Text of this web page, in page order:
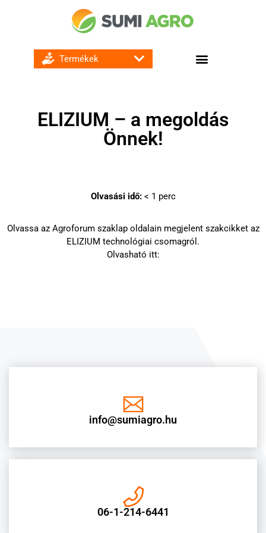
ELIZIUM – a megoldás
Önnek!
Olvasási idő: < 1 perc
Olvassa az Agroforum szaklap oldalain megjelent szakcikket az
ELIZIUM technológiai csomagról.
Olvasható itt:
info@sumiagro.hu
06-1-214-6441